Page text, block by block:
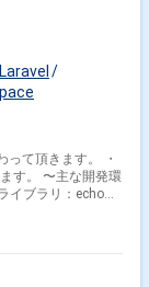
Laravel
って頂きます。 ・
開発環
イブラリ：echo、